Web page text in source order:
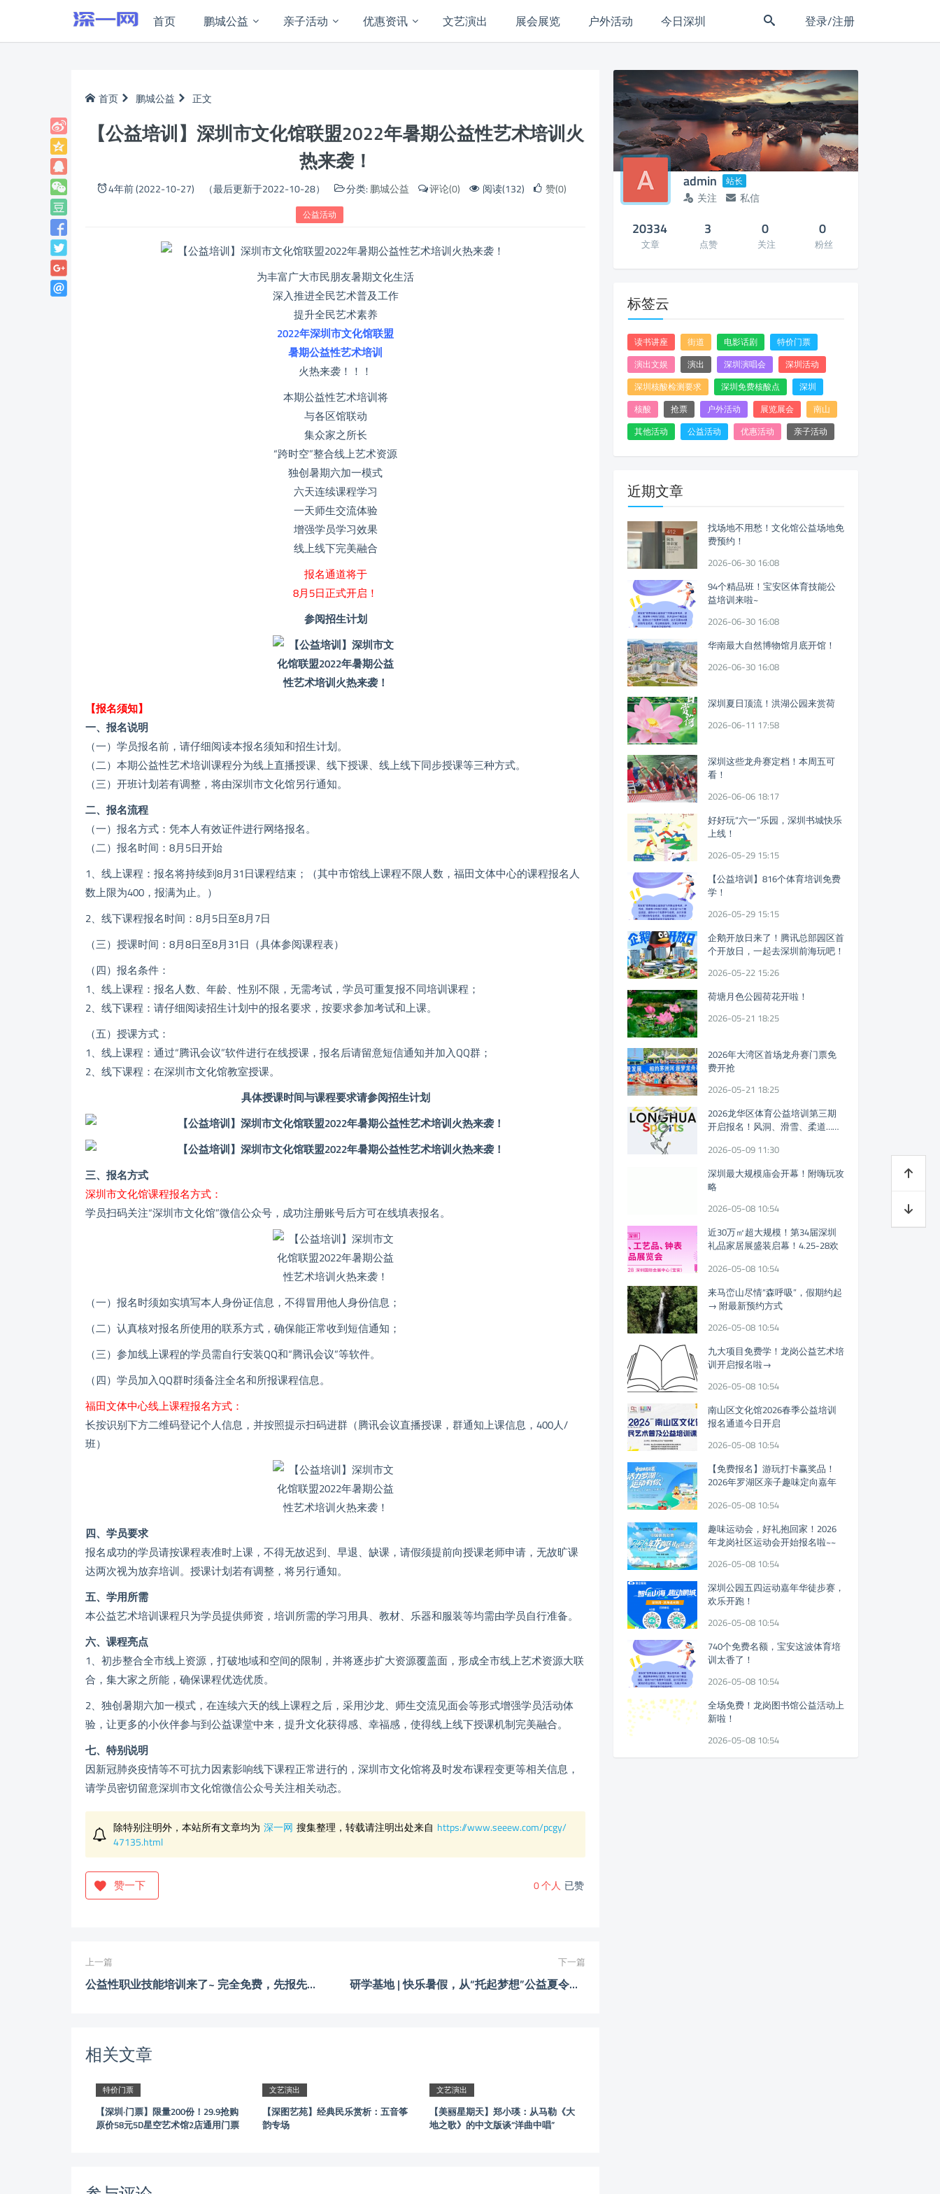
首页 鹏城公益 亲子活动 优惠资讯 文艺演出 展会展览 户外活动 今日深圳 登录/注册
首页 鹏城公益 正文
【公益培训】深圳市文化馆联盟2022年暑期公益性艺术培训火
热来袭！
4年前 (2022-10-27) （最后更新于2022-10-28） 分类: 鹏城公益 评论(0) 阅读(132) 赞(0)
公益活动
为丰富广大市民朋友暑期文化生活
深入推进全民艺术普及工作
提升全民艺术素养
2022年深圳市文化馆联盟
暑期公益性艺术培训
火热来袭！！！
本期公益性艺术培训将
与各区馆联动
集众家之所长
“跨时空”整合线上艺术资源
独创暑期六加一模式
六天连续课程学习
一天师生交流体验
增强学员学习效果
线上线下完美融合
报名通道将于
8月5日正式开启！
参阅招生计划
【报名须知】
一、报名说明
（一）学员报名前，请仔细阅读本报名须知和招生计划。
（二）本期公益性艺术培训课程分为线上直播授课、线下授课、线上线下同步授课等三种方式。
（三）开班计划若有调整，将由深圳市文化馆另行通知。
二、报名流程
（一）报名方式：凭本人有效证件进行网络报名。
（二）报名时间：8月5日开始
1、线上课程：报名将持续到8月31日课程结束；（其中市馆线上课程不限人数，福田文体中心的课程报名人
数上限为400，报满为止。）
2、线下课程报名时间：8月5日至8月7日
（三）授课时间：8月8日至8月31日（具体参阅课程表）
（四）报名条件：
1、线上课程：报名人数、年龄、性别不限，无需考试，学员可重复报不同培训课程；
2、线下课程：请仔细阅读招生计划中的报名要求，按要求参加考试和上课。
（五）授课方式：
1、线上课程：通过“腾讯会议”软件进行在线授课，报名后请留意短信通知并加入QQ群；
2、线下课程：在深圳市文化馆教室授课。
具体授课时间与课程要求请参阅招生计划
三、报名方式
深圳市文化馆课程报名方式：
学员扫码关注“深圳市文化馆”微信公众号，成功注册账号后方可在线填表报名。
（一）报名时须如实填写本人身份证信息，不得冒用他人身份信息；
（二）认真核对报名所使用的联系方式，确保能正常收到短信通知；
（三）参加线上课程的学员需自行安装QQ和“腾讯会议”等软件。
（四）学员加入QQ群时须备注全名和所报课程信息。
福田文体中心线上课程报名方式：
长按识别下方二维码登记个人信息，并按照提示扫码进群（腾讯会议直播授课，群通知上课信息，400人/
班）
四、学员要求
报名成功的学员请按课程表准时上课，不得无故迟到、早退、缺课，请假须提前向授课老师申请，无故旷课
达两次视为放弃培训。授课计划若有调整，将另行通知。
五、学用所需
本公益艺术培训课程只为学员提供师资，培训所需的学习用具、教材、乐器和服装等均需由学员自行准备。
六、课程亮点
1、初步整合全市线上资源，打破地域和空间的限制，并将逐步扩大资源覆盖面，形成全市线上艺术资源大联
合，集大家之所能，确保课程优选优质。
2、独创暑期六加一模式，在连续六天的线上课程之后，采用沙龙、师生交流见面会等形式增强学员活动体
验，让更多的小伙伴参与到公益课堂中来，提升文化获得感、幸福感，使得线上线下授课机制完美融合。
七、特别说明
因新冠肺炎疫情等不可抗力因素影响线下课程正常进行的，深圳市文化馆将及时发布课程变更等相关信息，
请学员密切留意深圳市文化馆微信公众号关注相关动态。
除特别注明外，本站所有文章均为 深一网 搜集整理，转载请注明出处来自 https://www.seeew.com/pcgy/
47135.html
赞一下 0个人 已赞
上一篇
公益性职业技能培训来了~ 完全免费，先报先得！
下一篇
研学基地 | 快乐暑假，从“托起梦想”公益夏令营开始，周四报名！
相关文章
特价门票
【深圳·门票】限量200份！29.9抢购
原价58元5D星空艺术馆2店通用门票
文艺演出
【深图艺苑】经典民乐赏析：五音筝
韵专场
文艺演出
【美丽星期天】郑小瑛：从马勒《大
地之歌》的中文版谈“洋曲中唱”
admin 站长
关注 私信
20334
文章
3
点赞
0
关注
0
粉丝
标签云
读书讲座 街道 电影话剧
特价门票
演出文娱
演出 深圳演唱会
深圳活动
深圳核酸检测要求
深圳免费核酸点
深圳
核酸
抢票 户外活动 展览展会
南山
其他活动
公益活动 优惠活动 亲子活动
近期文章
找场地不用愁！文化馆公益场地免
费预约！
2026-06-30 16:08
94个精品班！宝安区体育技能公
益培训来啦~
2026-06-30 16:08
华南最大自然博物馆月底开馆！
2026-06-30 16:08
深圳夏日顶流！洪湖公园来赏荷
2026-06-11 17:58
深圳这些龙舟赛定档！本周五可
看！
2026-06-06 18:17
好好玩“六一”乐园，深圳书城快乐
上线！
2026-05-29 15:15
【公益培训】816个体育培训免费
学！
2026-05-29 15:15
企鹅开放日来了！腾讯总部园区首
个开放日，一起去深圳前海玩吧！
2026-05-22 15:26
荷塘月色公园荷花开啦！
2026-05-21 18:25
2026年大湾区首场龙舟赛门票免
费开抢
2026-05-21 18:25
2026龙华区体育公益培训第三期
开启报名！风洞、滑雪、柔道……
2026-05-09 11:30
深圳最大规模庙会开幕！附嗨玩攻
略
2026-05-08 10:54
近30万㎡超大规模！第34届深圳
礼品家居展盛装启幕！4.25-28欢
2026-05-08 10:54
来马峦山尽情“森呼吸”，假期约起
→ 附最新预约方式
2026-05-08 10:54
九大项目免费学！龙岗公益艺术培
训开启报名啦→
2026-05-08 10:54
南山区文化馆2026春季公益培训
报名通道今日开启
2026-05-08 10:54
【免费报名】游玩打卡赢奖品！
2026年罗湖区亲子趣味定向嘉年
2026-05-08 10:54
趣味运动会，好礼抱回家！2026
年龙岗社区运动会开始报名啦~~
2026-05-08 10:54
深圳公园五四运动嘉年华徒步赛，
欢乐开跑！
2026-05-08 10:54
740个免费名额，宝安这波体育培
训太香了！
2026-05-08 10:54
全场免费！龙岗图书馆公益活动上
新啦！
2026-05-08 10:54